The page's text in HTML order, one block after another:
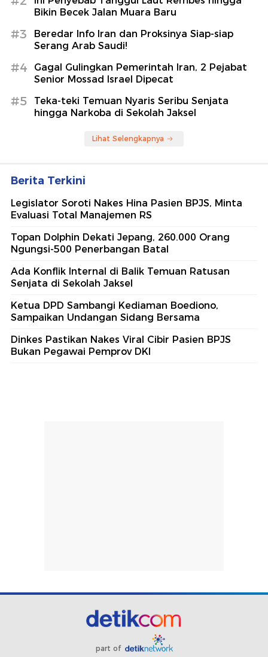
Bikin Becek Jalan Muara Baru
#3
Beredar Info Iran dan Proksinya Siap-siap
Serang Arab Saudi!
#4
Gagal Gulingkan Pemerintah Iran, 2 Pejabat
Senior Mossad Israel Dipecat
#5
Teka-teki Temuan Nyaris Seribu Senjata
hingga Narkoba di Sekolah Jaksel
Lihat Selengkapnya
Berita Terkini
Legislator Soroti Nakes Hina Pasien BPJS, Minta
Evaluasi Total Manajemen RS
Topan Dolphin Dekati Jepang, 260.000 Orang
Ngungsi-500 Penerbangan Batal
Ada Konflik Internal di Balik Temuan Ratusan
Senjata di Sekolah Jaksel
Ketua DPD Sambangi Kediaman Boediono,
Sampaikan Undangan Sidang Bersama
Dinkes Pastikan Nakes Viral Cibir Pasien BPJS
Bukan Pegawai Pemprov DKI
part of